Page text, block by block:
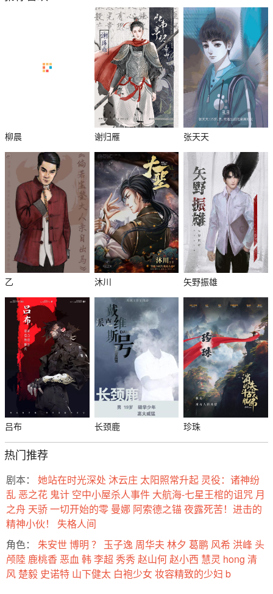
柳晨 谢归雁 张天天
乙 沐川 矢野振雄
吕布 长颈鹿 珍珠
热门推荐
剧本： 她站在时光深处 沐云庄 太阳照常升起 灵役：诸神纷
乱 恶之花 鬼计 空中小屋杀人事件 大航海-七星王棺的诅咒 月
之舟 天骄一切开始的零 曼娜 阿索德之锚夜露死苦！进击的
精神小伙！ 失格人间
角色：
朱安世博明 ？ 玉子逸 周华夫 林夕 葛鹏 风希 洪峰 头
颅陸 鹿桃香 恶血 韩李超 秀秀赵山何赵小西 慧灵 hong 清
风 楚毅 史诺特 山下健太 白袍少女 妆容精致的少妇 b